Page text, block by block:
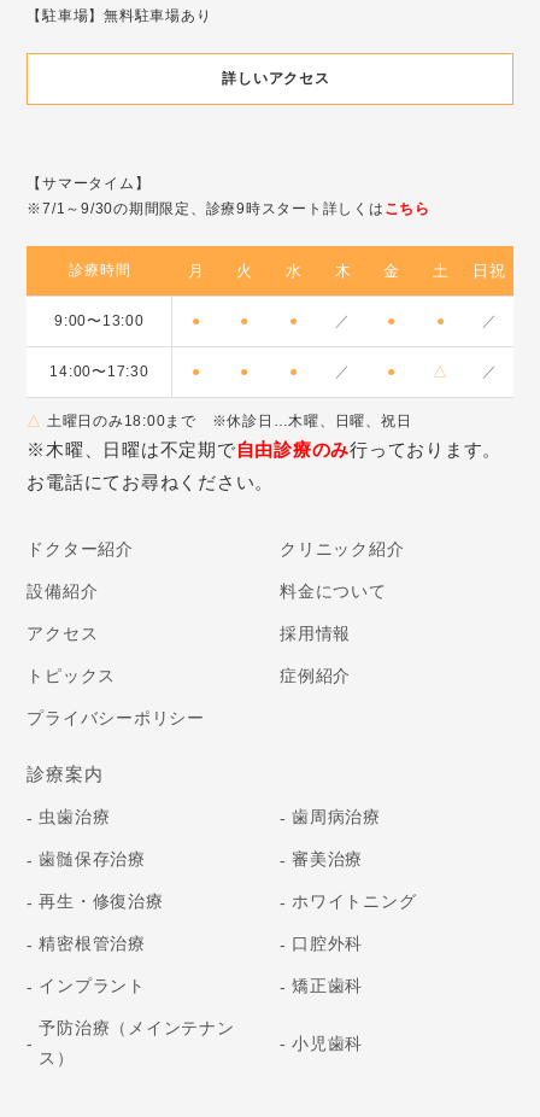
【駐車場】無料駐車場あり
詳しいアクセス
【サマータイム】
※7/1～9/30の期間限定、診療9時スタート詳しくは こちら
診療時間 月 火 水 木 金 土 日祝
9:00〜13:00 ● ● ● ／ ● ● ／
14:00〜17:30 ● ● ● ／ ● △ ／
△ 土曜日のみ18:00まで ※休診日…木曜、日曜、祝日
※木曜、日曜は不定期で自由診療のみ行っております。
お電話にてお尋ねください。
ドクター紹介 クリニック紹介
設備紹介 料金について
アクセス 採用情報
トピックス 症例紹介
プライバシーポリシー
診療案内
虫歯治療 歯周病治療
歯髄保存治療 審美治療
再生・修復治療 ホワイトニング
精密根管治療 口腔外科
インプラント 矯正歯科
予防治療 （メインテナン
ス）
小児歯科